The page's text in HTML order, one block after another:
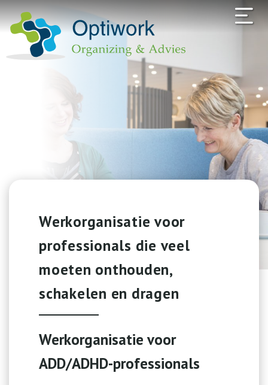
Werkorganisatie voor
professionals die veel
moeten onthouden,
schakelen en dragen
Werkorganisatie voor
ADD/ADHD-professionals